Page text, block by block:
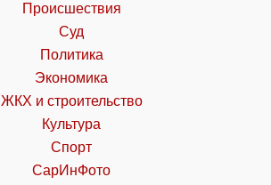
Происшествия
Суд
Политика
Экономика
ЖКХ и строительство
Культура
Спорт
СарИнФото